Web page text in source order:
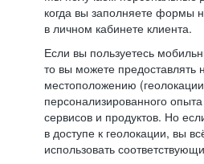
когда вы заполняете формы
в личном кабинете клиента.
Если вы пользуетесь
то вы можете предоставлять
местоположению
персонализированного
сервисов и продуктов. Но
в доступе к геолокации, вы
использовать